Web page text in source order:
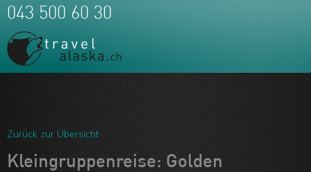
Team
Über uns
043 500 60 30
Zurück zur Übersicht
Kleingruppenreise: Golden